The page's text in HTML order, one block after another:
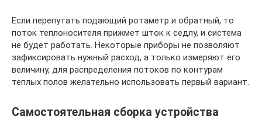
Если перепутать подающий ротаметр и обратный, то
поток теплоносителя прижмет шток к седлу, и система
не будет работать. Некоторые приборы не позволяют
зафиксировать нужный расход, а только измеряют его
величину, для распределения потоков по контурам
теплых полов желательно использовать первый вариант.
Самостоятельная сборка устройства